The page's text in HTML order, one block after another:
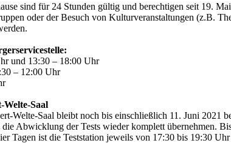
sind für 24 Stunden gültig und berechtigen seit 19.
oder der Besuch von Kulturveranstaltungen (z.B.
und 13:30 – 18:00 Uhr
– 12:00 Uhr
Welte-Saal
Welte-Saal bleibt noch bis einschließlich 11. Juni 2021
Abwicklung der Tests wieder komplett übernehmen.
Tagen ist die Teststation jeweils von 17:30 bis 19:30